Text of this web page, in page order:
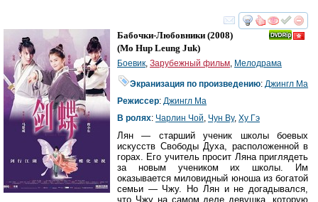
смотреть
Бабочки-Любовники (2008)
(Mo Hup Leung Juk)
Боевик Зарубежный фильм Мелодрама
Экранизация по произведению: Джингл Ма
Режиссер: Джингл Ма
В ролях: Чарлин Чой Чун Ву, Ху Гэ
Лян — старший ученик школы боевых
искусств Свободы Духа, расположенной в
горах. Его учитель просит Ляна приглядеть
за новым учеником их школы. Им
оказывается миловидный юноша из богатой
семьи — Чжу. Но Лян и не догадывался,
что Чжу на самом деле девушка, которую